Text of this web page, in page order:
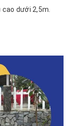
dưới 2,5m.